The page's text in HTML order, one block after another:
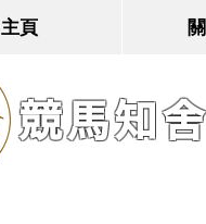
主頁
競馬知